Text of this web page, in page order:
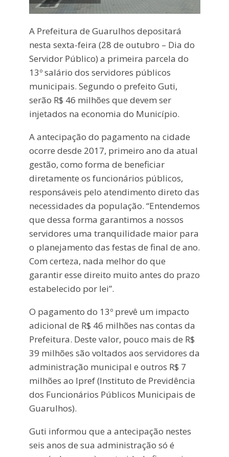
A Prefeitura de Guarulhos depositará
nesta sexta-feira (28 de outubro – Dia do
Servidor Público) a primeira parcela do
13º salário dos servidores públicos
municipais. Segundo o prefeito Guti,
serão R$ 46 milhões que devem ser
injetados na economia do Município.
A antecipação do pagamento na cidade
ocorre desde 2017, primeiro ano da atual
gestão, como forma de beneficiar
diretamente os funcionários públicos,
responsáveis pelo atendimento direto das
necessidades da população. “Entendemos
que dessa forma garantimos a nossos
servidores uma tranquilidade maior para
o planejamento das festas de final de ano.
Com certeza, nada melhor do que
garantir esse direito muito antes do prazo
estabelecido por lei”.
O pagamento do 13º prevê um impacto
adicional de R$ 46 milhões nas contas da
Prefeitura. Deste valor, pouco mais de R$
39 milhões são voltados aos servidores da
administração municipal e outros R$ 7
milhões ao Ipref (Instituto de Previdência
dos Funcionários Públicos Municipais de
Guarulhos).
Guti informou que a antecipação nestes
seis anos de sua administração só é